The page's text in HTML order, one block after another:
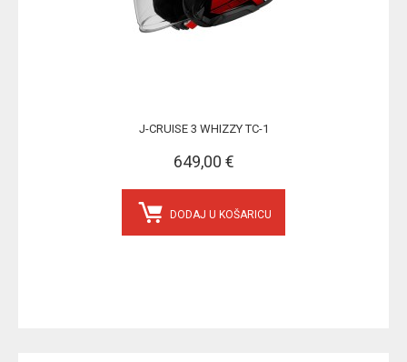
J-CRUISE 3 WHIZZY TC-1
649,00 €
DODAJ U KOŠARICU